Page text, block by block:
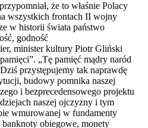
że to właśnie Polacy
wszystkich frontach II wojny
w historii świata państwo
godność
minister kultury Piotr Gliński
„Tę pamięć mądry naród
przystępujemy tak naprawdę
budowy pomnika naszej
i bezprecedensowego projektu
naszej ojczyzny i tym
wmurowanej w fundamenty
obiegowe, monety